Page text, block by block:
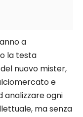
a
la testa
nuovo mister,
e
analizzare ogni
ma senza